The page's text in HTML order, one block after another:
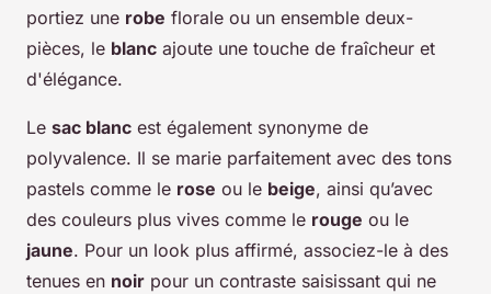
portiez une robe florale ou un ensemble deux-
pièces, le blanc ajoute une touche de fraîcheur et
d'élégance.
Le sac blanc est également synonyme de
polyvalence. Il se marie parfaitement avec des tons
pastels comme le rose ou le beige, ainsi qu’avec
des couleurs plus vives comme le rouge ou le
jaune. Pour un look plus affirmé, associez-le à des
tenues en noir pour un contraste saisissant qui ne